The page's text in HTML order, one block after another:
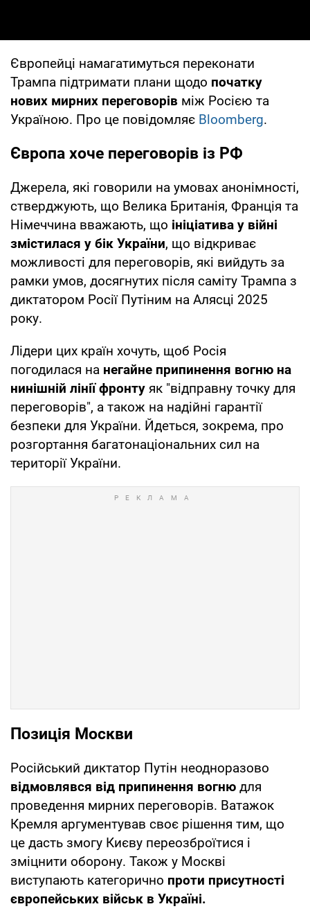
Європейці намагатимуться переконати
Трампа підтримати плани щодо початку
нових мирних переговорів між Росією та
Україною. Про це повідомляє Bloomberg.
Європа хоче переговорів із РФ
Джерела, які говорили на умовах анонімності,
стверджують, що Велика Британія, Франція та
Німеччина вважають, що ініціатива у війні
змістилася у бік України, що відкриває
можливості для переговорів, які вийдуть за
рамки умов, досягнутих після саміту Трампа з
диктатором Росії Путіним на Алясці 2025
року.
Лідери цих країн хочуть, щоб Росія
погодилася на негайне припинення вогню на
нинішній лінії фронту як "відправну точку для
переговорів", а також на надійні гарантії
безпеки для України. Йдеться, зокрема, про
розгортання багатонаціональних сил на
території України.
Позиція Москви
Російський диктатор Путін неодноразово
відмовлявся від припинення вогню для
проведення мирних переговорів. Ватажок
Кремля аргументував своє рішення тим, що
це дасть змогу Києву переозброїтися і
зміцнити оборону. Також у Москві
виступають категорично проти присутності
європейських військ в Україні.